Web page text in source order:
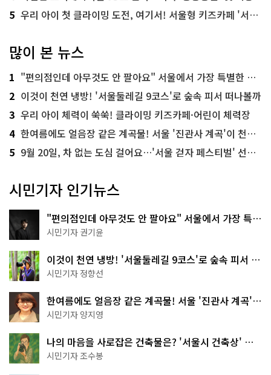
5 우리 아이 첫 클라이밍 도전, 여기서! 서울형 키즈카페 '서울가족플라자점'
많이 본 뉴스
1 "편의점인데 아무것도 안 팔아요" 서울에서 가장 특별한 편의점의 정체
2 이것이 천연 냉방! '서울둘레길 9코스'로 숲속 피서 떠나볼까
3 우리 아이 체력이 쑥쑥! 클라이밍 키즈카페·어린이 체력장
4 한여름에도 얼음장 같은 계곡물! 서울 '진관사 계곡'이 천국이네~
5 9월 20일, 차 없는 도심 걸어요…'서울 걷자 페스티벌' 선착순 5천명
시민기자 인기뉴스
"편의점인데 아무것도 안 팔아요" 서울에서 가장 특별
한 편의점의 정체
시민기자 권기윤
이것이 천연 냉방! '서울둘레길 9코스'로 숲속 피서 떠
나볼까
시민기자 정향선
한여름에도 얼음장 같은 계곡물! 서울 '진관사 계곡'이
천국이네~
시민기자 양지영
나의 마음을 사로잡은 건축물은? '서울시 건축상' 수
상작 공개!
시민기자 조수봉